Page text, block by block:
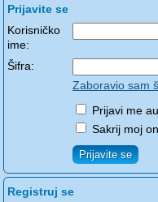
Prijavite se
Korisničko
ime:
Šifra:
Zaboravio sam
Prijavi me
Sakrij moj
Registruj se